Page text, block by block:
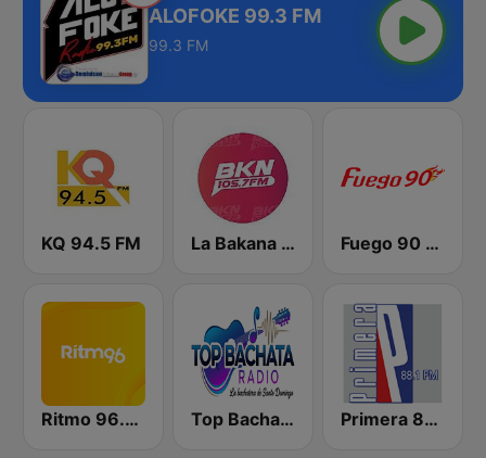
ALOFOKE 99.3 FM
99.3 FM
KQ 94.5 FM La Bakana FM Fuego 90 La Salsera
Ritmo 96.5 FM Top Bachata Radio Primera 88.1 FM